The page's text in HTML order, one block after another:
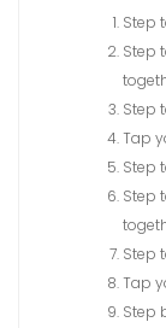
Step
Step
Step
Tap
Step
Step
Step
Tap
Step